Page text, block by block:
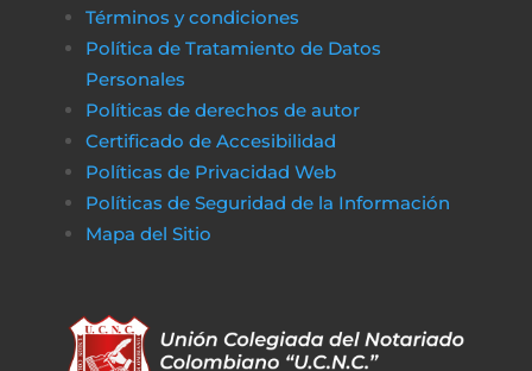
Términos y condiciones
Política de Tratamiento de Datos
Personales
Políticas de derechos de autor
Certificado de Accesibilidad
Políticas de Privacidad Web
Políticas de Seguridad de la Información
Mapa del Sitio